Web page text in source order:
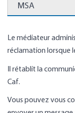
MSA
Le médiateur
réclamation lorsque
Il rétablit la
Caf.
Vous pouvez vous